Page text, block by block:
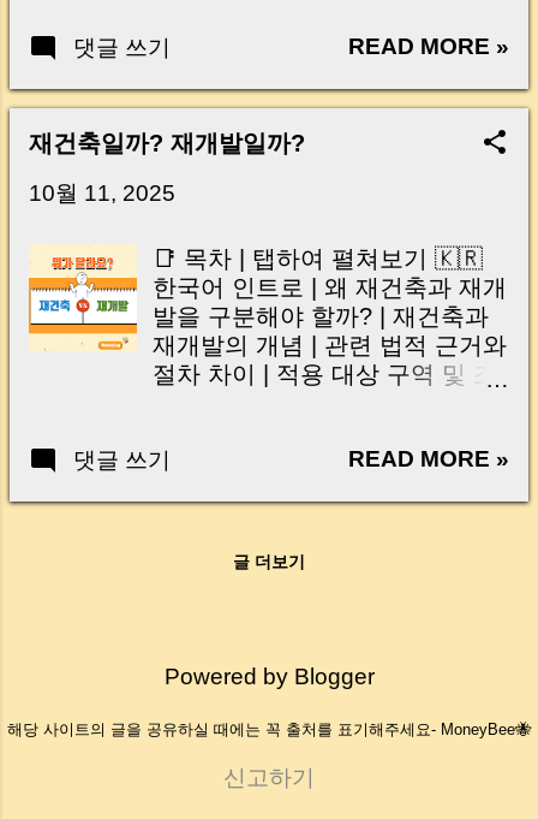
사실은 ‘구조’를 몰라서 생기는 걱정입니다. 그래
서 오늘은 잔금일에 실제로 돈이 어떻게 움직이
는지, 왜 사고가 나는지, 그리고 무엇을 꼭 준비
드리겠습니다. 이 글 하나만 제대로 이해하시면,
완성하는 마지막 퍼즐” 이 될 수 있습니다. |
thought like this? “Closing day…...
는 질문 Q&A 🇺🇸 English Why
Created? Key Support Measures
How Much Lower Could the
Interest Rate Be? Progress of
First-Generation New Town
Residents Should Watch Next
Schedule MoneyLog Summary
Frequently Asked Questions 1기
신도시 재건축 이야기가 나온 지
도 꽤 오래됐습니다. 그런데 실제
현장에서는 “언제 시작되나요?”
계속 나옵니다. 이유는 생각보다
시간 이 함께 움직여야 하기 때문
운영, 시공사 선정, 각종 행정절차
밖에 없습니다. 그래서 이번에 정
펀드’ 입니다. 정부는 총 6,000억
원 규모의 펀드를 조성해 노후계
댓글 쓰기 READ MORE »
재건축일까? 재개발일까?
10월 11, 2025
📑 목차 | 탭하여 펼쳐보기 🇰🇷
한국어 인트로 | 왜 재건축과 재개
발을 구분해야 할까? | 재건축과
재개발의 개념 | 관련 법적 근거와
절차 차이 | 적용 대상 구역 및 조
이 | 실제 사례 비교 | 자주 묻는
Reconstruction vs
Procedures | Eligible Areas &
Conditions | Financial Burden &
Contributions | Member Benefits
Comparison | FAQ | Key
댓글 쓰기 READ MORE »
글 더보기
Powered by Blogger
해당 사이트의 글을 공유하실 때에는 꼭 출처를 표기해주세요- MoneyBee🐝
신고하기